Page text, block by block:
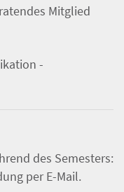
Mitglied
-
des Semesters:
per E-Mail.